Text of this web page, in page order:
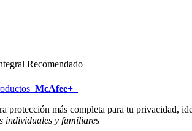
Recomendado
McAfee+
protección más completa para tu privacidad,
individuales y familiares